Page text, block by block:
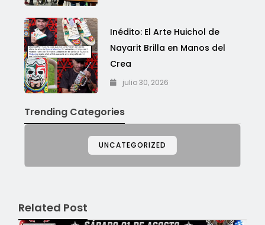
Inédito: El Arte Huichol de
Nayarit Brilla en Manos del
Crea
julio 30, 2026
Trending Categories
UNCATEGORIZED
Related Post